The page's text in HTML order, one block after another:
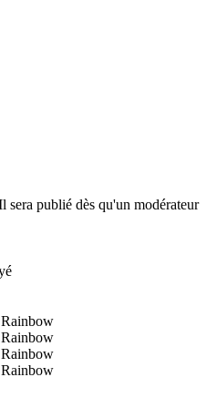
sera publié dès qu'un modérateur